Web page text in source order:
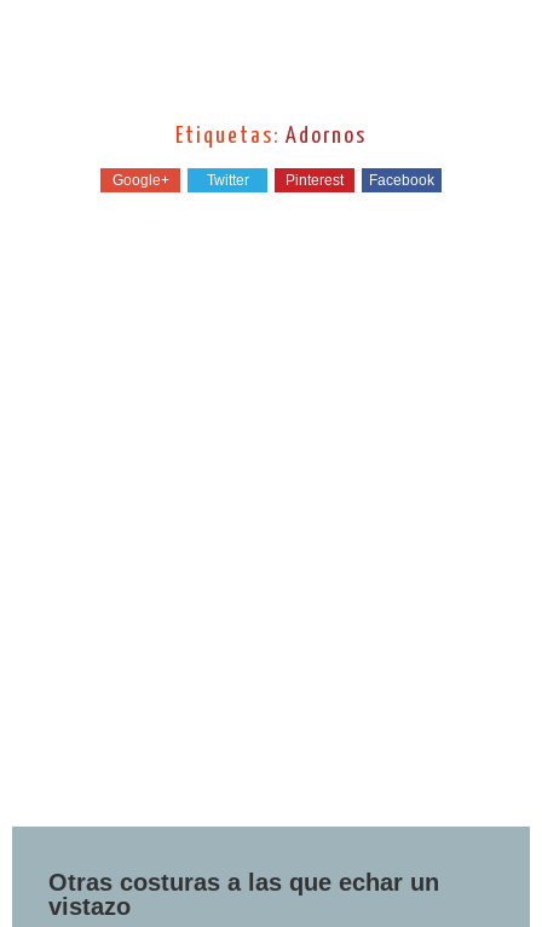
Etiquetas: Adornos
Google+ Twitter Pinterest Facebook
Otras costuras a las que echar un
vistazo